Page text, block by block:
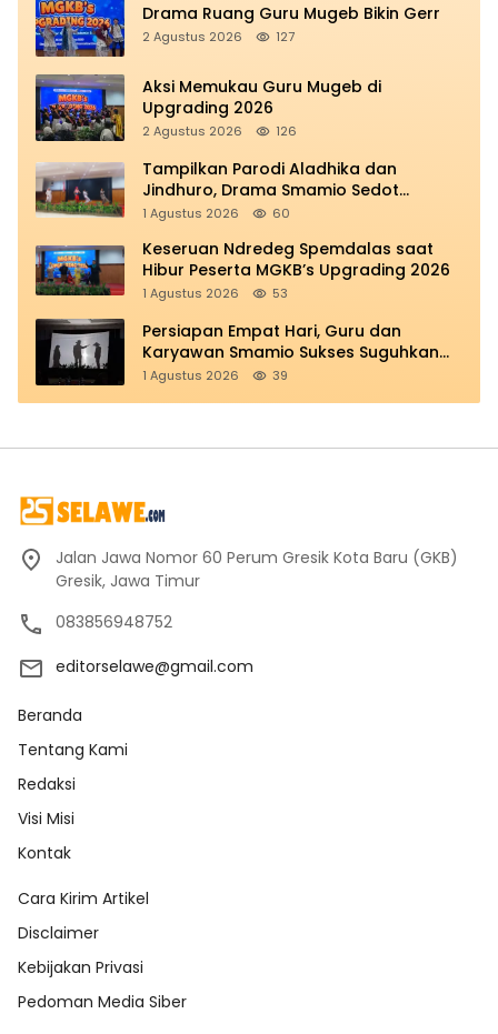
Drama Ruang Guru Mugeb Bikin Gerr
2 Agustus 2026 127
Aksi Memukau Guru Mugeb di
Upgrading 2026
2 Agustus 2026 126
Tampilkan Parodi Aladhika dan
Jindhuro, Drama Smamio Sedot
Perhatian di MGKB Upgrading 2026
1 Agustus 2026 60
Keseruan Ndredeg Spemdalas saat
Hibur Peserta MGKB’s Upgrading 2026
1 Agustus 2026 53
Persiapan Empat Hari, Guru dan
Karyawan Smamio Sukses Suguhkan
Teatrikal Perjuangan
1 Agustus 2026 39
Jalan Jawa Nomor 60 Perum Gresik Kota Baru (GKB)
Gresik, Jawa Timur
083856948752
editorselawe@gmail.com
Beranda
Tentang Kami
Redaksi
Visi Misi
Kontak
Cara Kirim Artikel
Disclaimer
Kebijakan Privasi
Pedoman Media Siber